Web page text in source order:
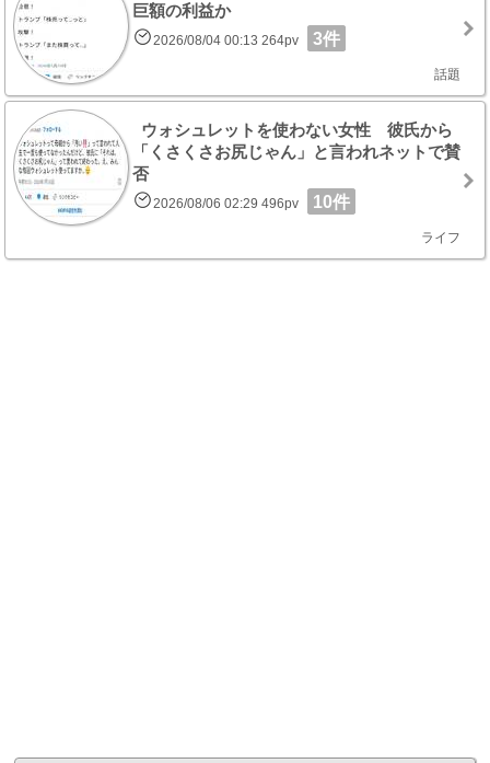
巨額の利益か
2026/08/04 00:13 264pv 3件
話題
ウォシュレットを使わない女性 彼氏から
「くさくさお尻じゃん」と言われネットで賛
否
2026/08/06 02:29 496pv 10件
ライフ